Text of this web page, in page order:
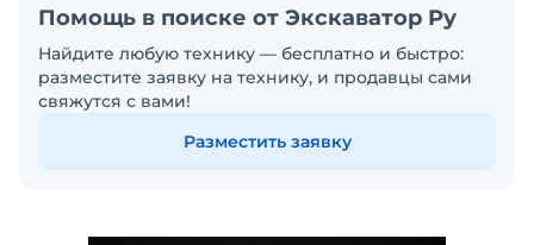
Помощь в поиске от Экскаватор Ру
Найдите любую технику — бесплатно и быстро:
разместите заявку на технику, и продавцы сами
свяжутся с вами!
Разместить заявку